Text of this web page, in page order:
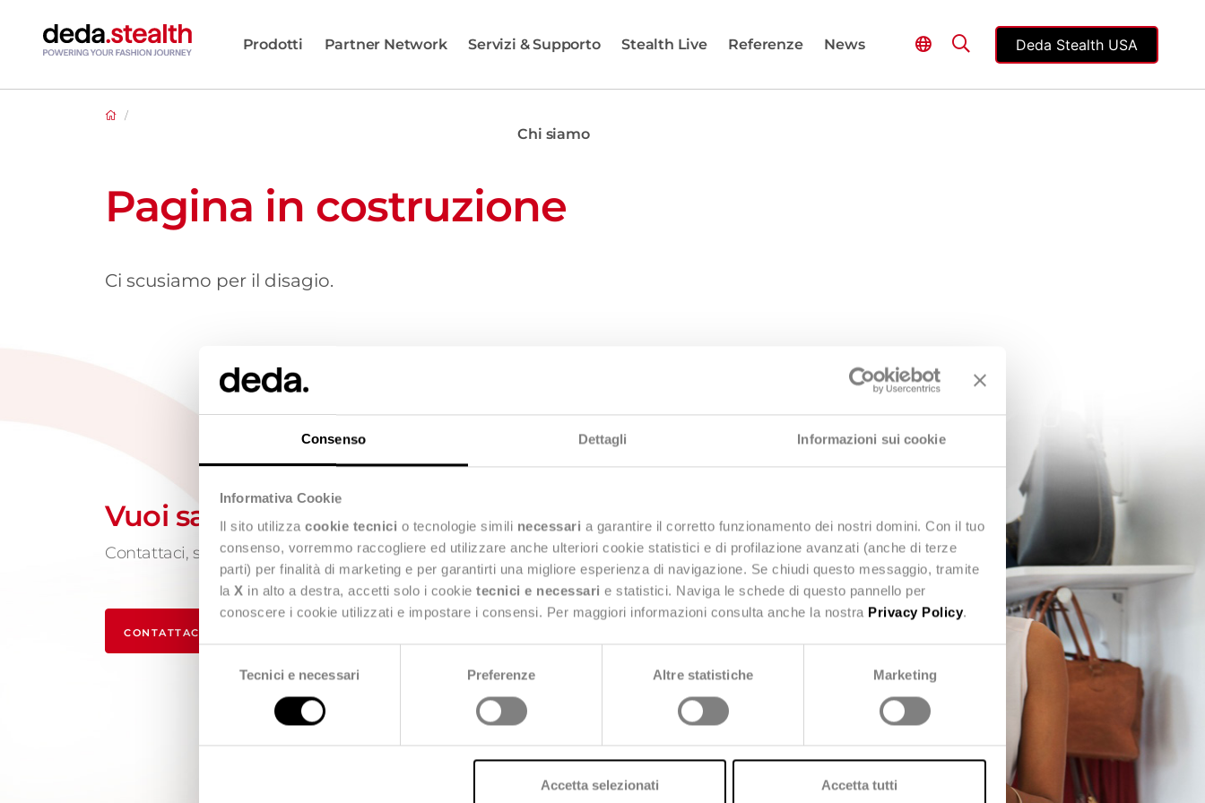
Consenso Dettagli Informazioni sui cookie
Informativa Cookie
Il sito utilizza cookie tecnici o tecnologie simili necessari a garantire il corretto funzionamento dei nostri domini. Con il tuo
consenso, vorremmo raccogliere ed utilizzare anche ulteriori cookie statistici e di profilazione avanzati (anche di terze
parti) per finalità di marketing e per garantirti una migliore esperienza di navigazione. Se chiudi questo messaggio, tramite
la X in alto a destra, accetti solo i cookie tecnici e necessari e statistici. Naviga le schede di questo pannello per
conoscere i cookie utilizzati e impostare i consensi. Per maggiori informazioni consulta anche la nostra Privacy Policy.
Selezione
Tecnici e necessari Preferenze Altre statistiche Marketing
Accetta selezionati Accetta tutti
Prodotti Partner Network Servizi & Supporto Stealth Live Referenze News
Chi siamo
Deda Stealth USA
/
Pagina in costruzione
Ci scusiamo per il disagio.
Vuoi saperne di più?
Contattaci, siamo a tua disposizione!
CONTATTACI